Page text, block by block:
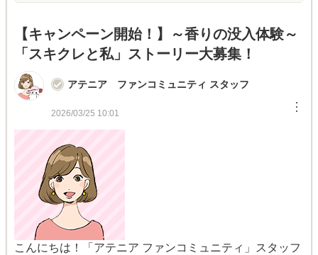
【キャンペーン開始！】～香りの没入体験～
「スキクレと私」ストーリー大募集！
アテニア ファンコミュニティ スタッフ
2026/03/25 10:01 ︙
こんにちは！「アテニア ファンコミュニティ」スタッフ